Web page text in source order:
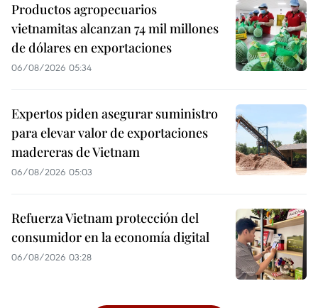
Productos agropecuarios
vietnamitas alcanzan 74 mil millones
de dólares en exportaciones
06/08/2026 05:34
Expertos piden asegurar suministro
para elevar valor de exportaciones
madereras de Vietnam
06/08/2026 05:03
Refuerza Vietnam protección del
consumidor en la economía digital
06/08/2026 03:28